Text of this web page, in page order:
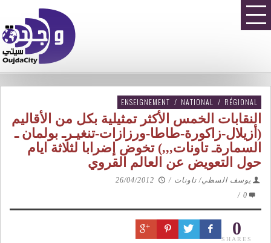
ENSEIGNEMENT / NATIONAL / RÉGIONAL
النقابات الخمس الأكثر تمثيلية بكل من الأقاليم
(أزيلال-زاكورة-طاطا-ورزازات-تنغيـرـ بولمان ـ
السمارةـ تاونات,,,) تخوض إضرابا لثلاثة ايام
حول التعويض عن العالم القروي
يوسف السطي/ تاونات /
26/04/2012
0
/
0
SHARES